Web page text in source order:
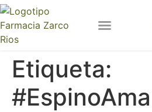
Etiqueta: